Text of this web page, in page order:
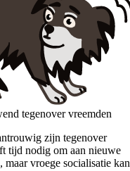
tegenover vreemden
zijn tegenover
tijd nodig om aan nieuwe
maar vroege socialisatie kan